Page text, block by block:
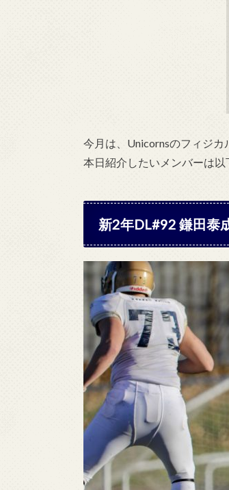
今月は、Unicornsのフィジカ
本日紹介したいメンバーは以
新2年DL#92 鎌田泰